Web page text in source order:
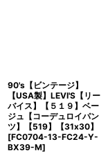
90's【ビンテージ】
【USA製】LEVI'S【リー
バイス】【５１９】ベー
ジュ【コーデュロイパン
ツ】【519】【31x30】
[FC0704-13-FC24-Y-
BX39-M]